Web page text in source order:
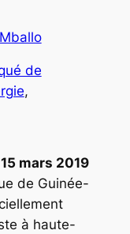
de
mars 2019
de Guinée-
à haute-